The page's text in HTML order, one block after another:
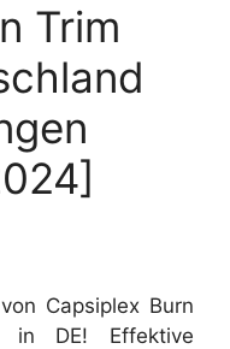
Trim
Capsiplex Burn
in DE! Effektive